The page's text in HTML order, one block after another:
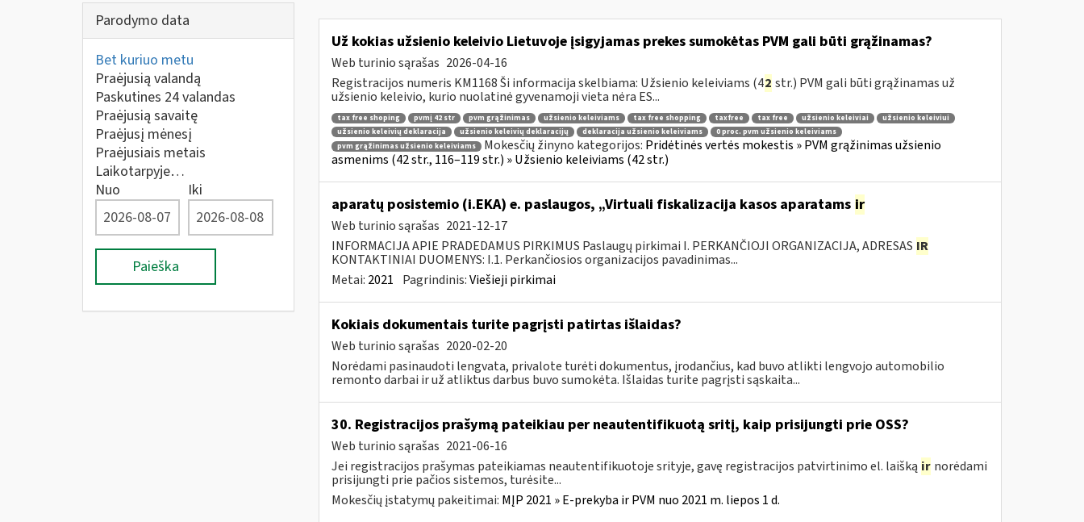
Parodymo data
Bet kuriuo metu
Praėjusią valandą
Paskutines 24 valandas
Praėjusią savaitę
Praėjusį mėnesį
Praėjusiais metais
Laikotarpyje…
Nuo
Iki
Paieška
Už kokias užsienio keleivio Lietuvoje įsigyjamas prekes sumokėtas PVM gali būti grąžinamas?
Web turinio sąrašas 2026-04-16
Registracijos numeris KM1168 Ši informacija skelbiama: Užsienio keleiviams (42 str.) PVM gali būti grąžinamas už
užsienio keleivio, kurio nuolatinė gyvenamoji vieta nėra ES...
tax free shoping pvmį 42 str pvm grąžinimas užsienio keleiviams tax free shopping taxfree tax free užsienio keleiviai
užsienio keleiviui
užsienio keleivių deklaracija
užsienio keleivių deklaracijų deklaracija užsienio keleiviams
0 proc. pvm užsienio keleiviams
pvm grąžinimas užsienio keleiviams
Mokesčių žinyno kategorijos: Pridėtinės vertės mokestis » PVM grąžinimas užsienio
asmenims (42 str., 116–119 str.) » Užsienio keleiviams (42 str.)
aparatų posistemio (i.EKA) e. paslaugos, „Virtuali fiskalizacija kasos aparatams ir
Web turinio sąrašas 2021-12-17
INFORMACIJA APIE PRADEDAMUS PIRKIMUS Paslaugų pirkimai I. PERKANČIOJI ORGANIZACIJA, ADRESAS IR
KONTAKTINIAI DUOMENYS: I.1. Perkančiosios organizacijos pavadinimas...
Metai: 2021 Pagrindinis:Viešieji pirkimai
Kokiais dokumentais turite pagrįsti patirtas išlaidas?
Web turinio sąrašas 2020-02-20
Norėdami pasinaudoti lengvata, privalote turėti dokumentus, įrodančius, kad buvo atlikti lengvojo automobilio
remonto darbai ir už atliktus darbus buvo sumokėta. Išlaidas turite pagrįsti sąskaita...
30. Registracijos prašymą pateikiau per neautentifikuotą sritį, kaip prisijungti prie OSS?
Web turinio sąrašas 2021-06-16
Jei registracijos prašymas pateikiamas neautentifikuotoje srityje, gavę registracijos patvirtinimo el. laišką ir norėdami
prisijungti prie pačios sistemos, turėsite...
Mokesčių įstatymų pakeitimai: MĮP 2021 » E-prekyba ir PVM nuo 2021 m. liepos 1 d.